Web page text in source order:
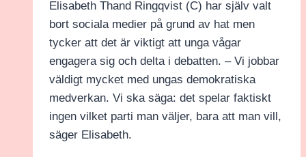
Elisabeth Thand Ringqvist (C) har själv valt
bort sociala medier på grund av hat men
tycker att det är viktigt att unga vågar
engagera sig och delta i debatten. – Vi jobbar
väldigt mycket med ungas demokratiska
medverkan. Vi ska säga: det spelar faktiskt
ingen vilket parti man väljer, bara att man vill,
säger Elisabeth.